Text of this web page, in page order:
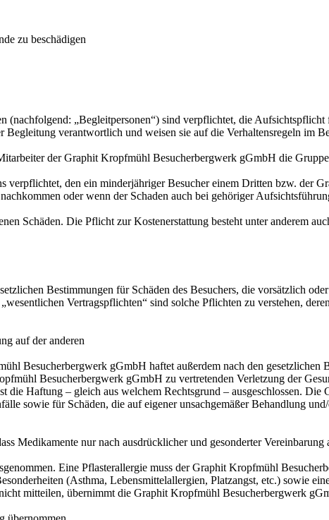
zu beschädigen
(nachfolgend: „Begleitpersonen“) sind verpflichtet, die
verantwortlich und weisen sie auf die Verhaltensregeln im
der Graphit Kropfmühl Besucherbergwerk gGmbH die
verpflichtet, den ein minderjähriger Besucher einem Dritten bzw.
oder wenn der Schaden auch bei gehöriger
Schäden. Die Pflicht zur Kostenerstattung besteht unter anderem
Bestimmungen für Schäden des Besuchers, die vorsätzlich
Vertragspflichten“ sind solche Pflichten zu verstehen,
auf der anderen
Besucherbergwerk gGmbH haftet außerdem nach den gesetzlichen
Besucherbergwerk gGmbH zu vertretenden Verletzung der
die Haftung – gleich aus welchem Rechtsgrund – ausgeschlossen.
sowie für Schäden, die auf eigener unsachgemäßer Behandlung
Medikamente nur nach ausdrücklicher und gesonderter Vereinbarung
Eine Pflasterallergie muss der Graphit Kropfmühl
(Asthma, Lebensmittelallergien, Platzangst, etc.) sowie
mitteilen, übernimmt die Graphit Kropfmühl Besucherbergwerk